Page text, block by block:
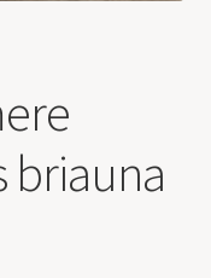
briauna